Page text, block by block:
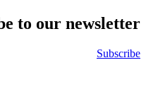
to our newsletter
Subscribe